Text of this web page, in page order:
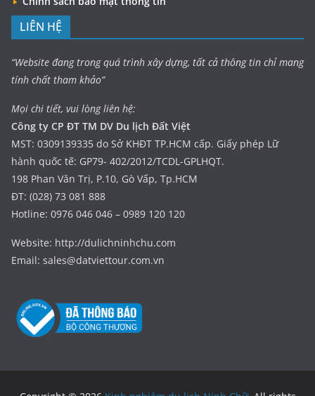
LIÊN HỆ
“Website đang trong quá trình xây dựng, tất cả thông tin chỉ mang
tính chất tham khảo”
Mọi chi tiết, vui lòng liên hệ:
Công ty CP ĐT TM DV Du lịch Đất Việt
MST: 0309139335 do Sở KHĐT TP.HCM cấp. Giấy phép Lữ
hành quốc tế: GP79- 402/2012/TCDL-GPLHQT.
198 Phan Văn Trị, P.10, Gò Vấp, Tp.HCM
ĐT: (028) 73 081 888
Hotline: 0976 046 046 – 0989 120 120
Website: http://dulichninhchu.com
Email: sales@datviettour.com.vn